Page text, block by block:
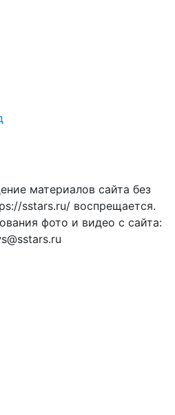
материалов сайта без
sstars.ru/ воспрещается.
фото и видео с сайта: